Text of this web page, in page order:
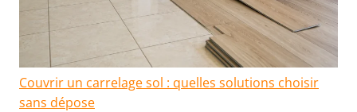
Couvrir un carrelage sol : quelles solutions choisir
sans dépose